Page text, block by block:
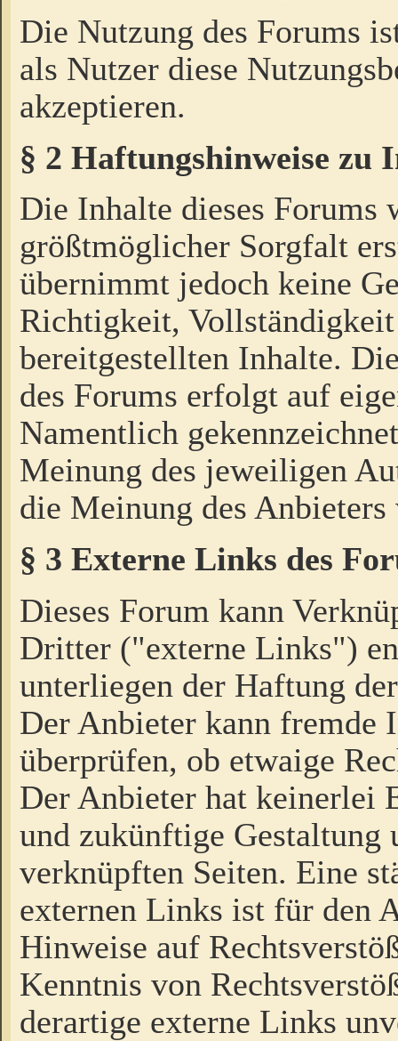
Die Nutzung des Forums
als Nutzer diese
akzeptieren.
§ 2 Haftungshinweise zu
Die Inhalte dieses Forums
größtmöglicher Sorgfalt
übernimmt jedoch keine
Richtigkeit,
bereitgestellten Inhalte.
des Forums erfolgt auf
Namentlich
Meinung des jeweiligen
die Meinung des Anbieters
§ 3 Externe Links des
Dieses Forum kann
Dritter ("externe Links")
unterliegen der Haftung
Der Anbieter kann fremde
überprüfen, ob etwaige
Der Anbieter hat keinerlei
und zukünftige Gestaltung
verknüpften Seiten. Eine
externen Links ist für den
Hinweise auf
Kenntnis von
derartige externe Links